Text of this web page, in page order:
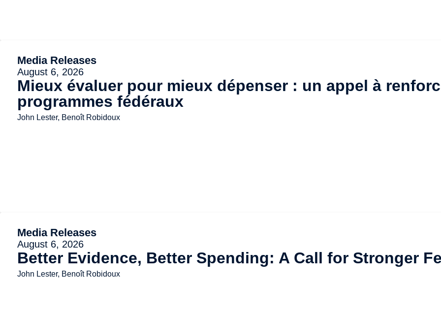
Media Releases
August 6, 2026
Mieux évaluer pour mieux dépenser : un appel à
programmes fédéraux
John Lester, Benoît Robidoux
Media Releases
August 6, 2026
Better Evidence, Better Spending: A Call for Stronger
John Lester, Benoît Robidoux